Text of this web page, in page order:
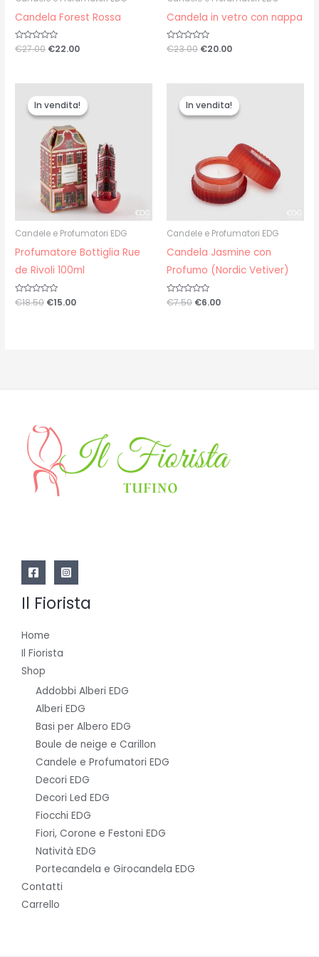
Candela Forest Rossa
Valutato
0
€27.00 €22.00
Candela in vetro con nappa
Valutato
0
€23.00 €20.00
In vendita!
In vendita!
Candele e Profumatori EDG
Profumatore Bottiglia Rue
de Rivoli 100ml
Valutato
0
€18.50
prezzo
originale
era:
€18.50.
€15.00
prezzo
attuale
è:
€15.00.
In vendita!
In vendita!
Candele e Profumatori EDG
Candela Jasmine con
Profumo (Nordic Vetiver)
Valutato
0
€7.50
prezzo
originale
era:
€6.00
prezzo
attuale
è:
Il Fiorista
Home
Il Fiorista
Shop
Addobbi Alberi EDG
Alberi EDG
Basi per Albero EDG
Boule de neige e Carillon
Candele e Profumatori EDG
Decori EDG
Decori Led EDG
Fiocchi EDG
Fiori, Corone e Festoni EDG
Natività EDG
Portecandela e Girocandela EDG
Contatti
Carrello